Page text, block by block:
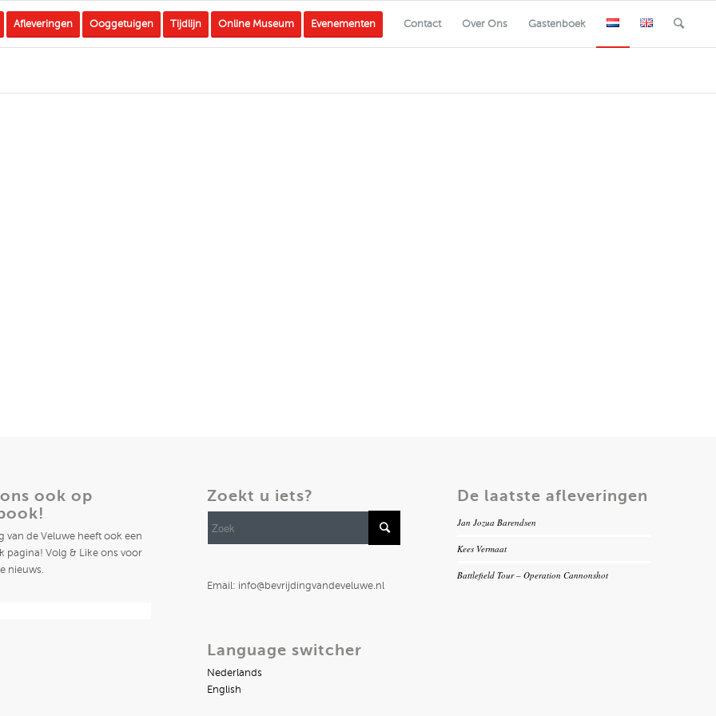
Afleveringen Ooggetuigen Tijdlijn Online Museum Evenementen Contact Over Ons Gastenboek
ook op
van de Veluwe heeft ook een
pagina! Volg & Like ons voor
nieuws.
Zoekt u iets?
Email: info@bevrijdingvandeveluwe.nl
Language switcher
Nederlands
English
De laatste afleveringen
Jan Jozua Barendsen
Kees Vermaat
Battlefield Tour – Operation Cannonshot